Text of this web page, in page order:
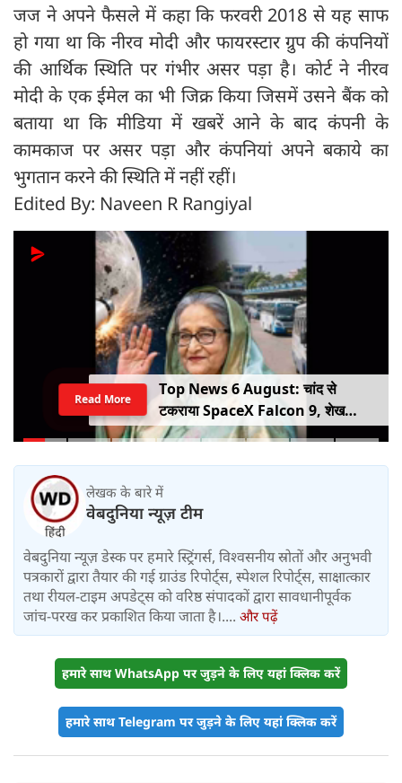
जज ने अपने फैसले में कहा कि फरवरी 2018 से यह साफ
हो गया था कि नीरव मोदी और फायरस्टार ग्रुप की कंपनियों
की आर्थिक स्थिति पर गंभीर असर पड़ा है। कोर्ट ने नीरव
मोदी के एक ईमेल का भी जिक्र किया जिसमें उसने बैंक को
बताया था कि मीडिया में खबरें आने के बाद कंपनी के
कामकाज पर असर पड़ा और कंपनियां अपने बकाये का
भुगतान करने की स्थिति में नहीं रहीं।
Edited By: Naveen R Rangiyal
Top News 6 August: चांद से
टकराया SpaceX Falcon 9, शेख
हसीना की घर वापसी का ऐलान, MP में बस
Read More
लेखक के बारे में
वेबदुनिया न्यूज़ टीम
वेबदुनिया न्यूज़ डेस्क पर हमारे स्ट्रिंगर्स, विश्वसनीय स्रोतों और अनुभवी
पत्रकारों द्वारा तैयार की गई ग्राउंड रिपोर्ट्स, स्पेशल रिपोर्ट्स, साक्षात्कार
तथा रीयल-टाइम अपडेट्स को वरिष्ठ संपादकों द्वारा सावधानीपूर्वक
जांच-परख कर प्रकाशित किया जाता है।.... और पढ़ें
हमारे साथ WhatsApp पर जुड़ने के लिए यहां क्लिक करें
हमारे साथ Telegram पर जुड़ने के लिए यहां क्लिक करें